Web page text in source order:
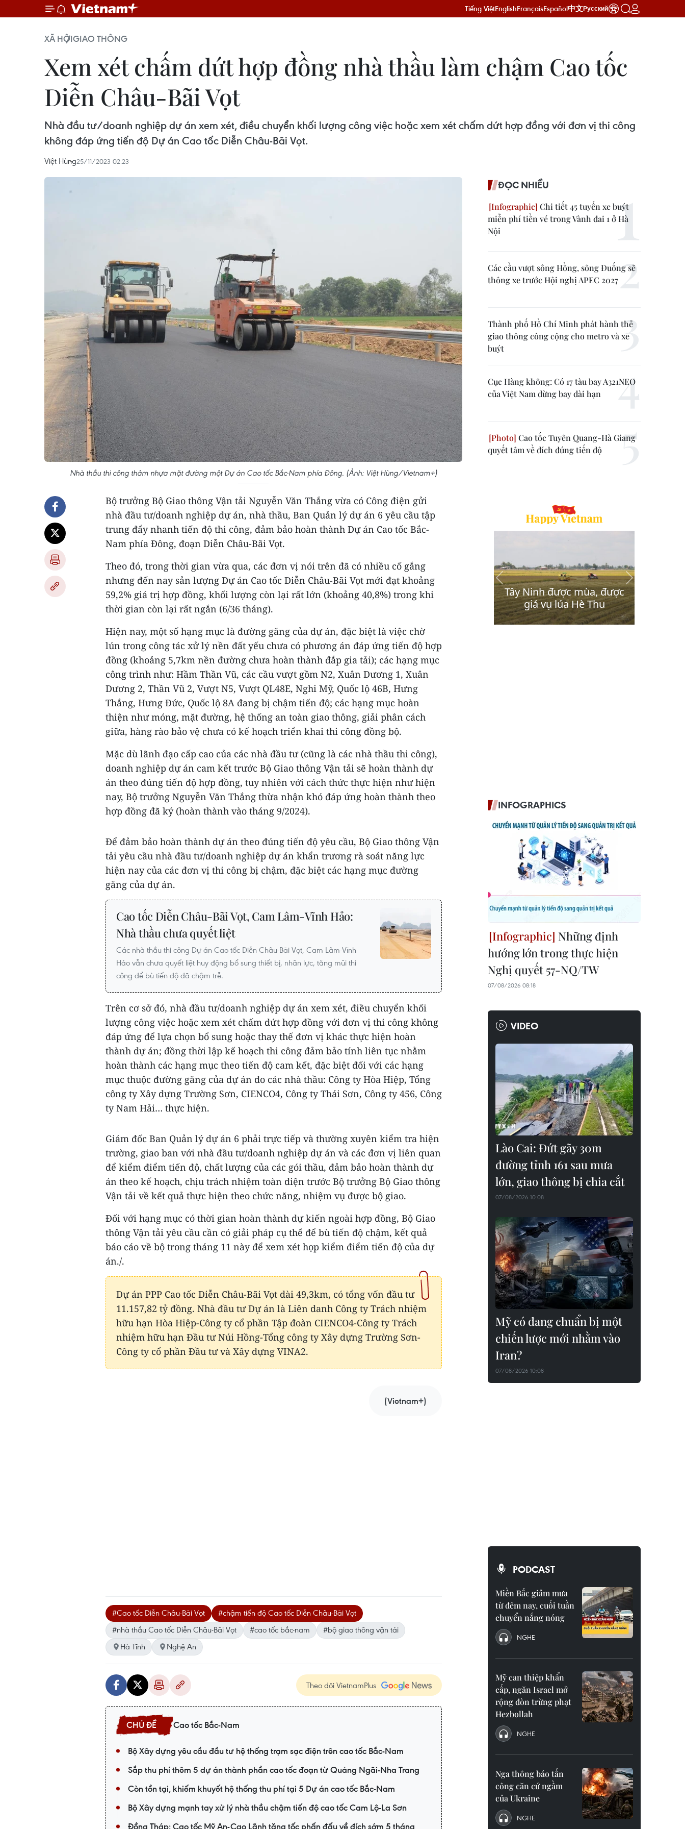
Tiếng ViệtEnglishFrançaisEspañol中文Русский
XÃ HỘIGIAO THÔNG
Xem xét chấm dứt hợp đồng nhà thầu làm chậm Cao tốc
Diễn Châu-Bãi Vọt
Nhà đầu tư/doanh nghiệp dự án xem xét, điều chuyển khối lượng công việc hoặc xem xét chấm dứt hợp đồng với đơn vị thi công
không đáp ứng tiến độ Dự án Cao tốc Diễn Châu-Bãi Vọt.
Việt Hùng25/11/2023 02:23
Nhà thầu thi công thảm nhựa mặt đường một Dự án Cao tốc Bắc-Nam phía Đông. (Ảnh: Việt Hùng/Vietnam+)
Bộ trưởng Bộ Giao thông Vận tải Nguyễn Văn Thắng vừa có Công điện gửi
nhà đầu tư/doanh nghiệp dự án, nhà thầu, Ban Quản lý dự án 6 yêu cầu tập
trung đẩy nhanh tiến độ thi công, đảm bảo hoàn thành Dự án Cao tốc Bắc-
Nam phía Đông, đoạn Diễn Châu-Bãi Vọt.
Theo đó, trong thời gian vừa qua, các đơn vị nói trên đã có nhiều cố gắng
nhưng đến nay sản lượng Dự án Cao tốc Diễn Châu-Bãi Vọt mới đạt khoảng
59,2% giá trị hợp đồng, khối lượng còn lại rất lớn (khoảng 40,8%) trong khi
thời gian còn lại rất ngắn (6/36 tháng).
Hiện nay, một số hạng mục là đường găng của dự án, đặc biệt là việc chờ
lún trong công tác xử lý nền đất yếu chưa có phương án đáp ứng tiến độ hợp
đồng (khoảng 5,7km nền đường chưa hoàn thành đắp gia tải); các hạng mục
công trình như: Hầm Thần Vũ, các cầu vượt gồm N2, Xuân Dương 1, Xuân
Dương 2, Thần Vũ 2, Vượt N5, Vượt QL48E, Nghi Mỹ, Quốc lộ 46B, Hưng
Thắng, Hưng Đức, Quốc lộ 8A đang bị chậm tiến độ; các hạng mục hoàn
thiện như móng, mặt đường, hệ thống an toàn giao thông, giải phân cách
giữa, hàng rào bảo vệ chưa có kế hoạch triển khai thi công đồng bộ.
Mặc dù lãnh đạo cấp cao của các nhà đầu tư (cũng là các nhà thầu thi công),
doanh nghiệp dự án cam kết trước Bộ Giao thông Vận tải sẽ hoàn thành dự
án theo đúng tiến độ hợp đồng, tuy nhiên với cách thức thực hiện như hiện
nay, Bộ trưởng Nguyễn Văn Thắng thừa nhận khó đáp ứng hoàn thành theo
hợp đồng đã ký (hoàn thành vào tháng 9/2024).
Để đảm bảo hoàn thành dự án theo đúng tiến độ yêu cầu, Bộ Giao thông Vận
tải yêu cầu nhà đầu tư/doanh nghiệp dự án khẩn trương rà soát năng lực
hiện nay của các đơn vị thi công bị chậm, đặc biệt các hạng mục đường
găng của dự án.
Cao tốc Diễn Châu-Bãi Vọt, Cam Lâm-Vĩnh Hảo:
Nhà thầu chưa quyết liệt
Các nhà thầu thi công Dự án Cao tốc Diễn Châu-Bãi Vọt, Cam Lâm-Vĩnh
Hảo vẫn chưa quyết liệt huy động bổ sung thiết bị, nhân lực, tăng mũi thi
công để bù tiến độ đã chậm trễ.
Trên cơ sở đó, nhà đầu tư/doanh nghiệp dự án xem xét, điều chuyển khối
lượng công việc hoặc xem xét chấm dứt hợp đồng với đơn vị thi công không
đáp ứng để lựa chọn bổ sung hoặc thay thế đơn vị khác thực hiện hoàn
thành dự án; đồng thời lập kế hoạch thi công đảm bảo tính liên tục nhằm
hoàn thành các hạng mục theo tiến độ cam kết, đặc biệt đối với các hạng
mục thuộc đường găng của dự án do các nhà thầu: Công ty Hòa Hiệp, Tổng
công ty Xây dựng Trường Sơn, CIENCO4, Công ty Thái Sơn, Công ty 456, Công
ty Nam Hải… thực hiện.
Giám đốc Ban Quản lý dự án 6 phải trực tiếp và thường xuyên kiểm tra hiện
trường, giao ban với nhà đầu tư/doanh nghiệp dự án và các đơn vị liên quan
để kiểm điểm tiến độ, chất lượng của các gói thầu, đảm bảo hoàn thành dự
án theo kế hoạch, chịu trách nhiệm toàn diện trước Bộ trưởng Bộ Giao thông
Vận tải về kết quả thực hiện theo chức năng, nhiệm vụ được bộ giao.
Đối với hạng mục có thời gian hoàn thành dự kiến ngoài hợp đồng, Bộ Giao
thông Vận tải yêu cầu cần có giải pháp cụ thể để bù tiến độ chậm, kết quả
báo cáo về bộ trong tháng 11 này để xem xét họp kiểm điểm tiến độ của dự
án./.
Dự án PPP Cao tốc Diễn Châu-Bãi Vọt dài 49,3km, có tổng vốn đầu tư
11.157,82 tỷ đồng. Nhà đầu tư Dự án là Liên danh Công ty Trách nhiệm
hữu hạn Hòa Hiệp-Công ty cổ phần Tập đoàn CIENCO4-Công ty Trách
nhiệm hữu hạn Đầu tư Núi Hồng-Tổng công ty Xây dựng Trường Sơn-
Công ty cổ phần Đầu tư và Xây dựng VINA2.
(Vietnam+)
#Cao tốc Diễn Châu-Bãi Vọt
#chậm tiến độ Cao tốc Diễn Châu-Bãi Vọt
#nhà thầu Cao tốc Diễn Châu-Bãi Vọt
#cao tốc bắc-nam
#bộ giao thông vận tải
Hà Tĩnh
Nghệ An
Theo dõi VietnamPlus
Cao tốc Bắc-Nam
Bộ Xây dựng yêu cầu đầu tư hệ thống trạm sạc điện trên cao tốc Bắc-Nam
Sắp thu phí thêm 5 dự án thành phần cao tốc đoạn từ Quảng Ngãi-Nha Trang
Còn tồn tại, khiếm khuyết hệ thống thu phí tại 5 Dự án cao tốc Bắc-Nam
Bộ Xây dựng mạnh tay xử lý nhà thầu chậm tiến độ cao tốc Cam Lộ-La Sơn
Đồng Tháp: Cao tốc Mỹ An-Cao Lãnh tăng tốc phấn đấu về đích sớm 5 tháng
ĐỌC NHIỀU
Chi tiết 45 tuyến xe buýt
miễn phí tiền vé trong Vành đai 1 ở Hà
Nội
Các cầu vượt sông Hồng, sông Đuống sẽ
thông xe trước Hội nghị APEC 2027
Thành phố Hồ Chí Minh phát hành thẻ
giao thông công cộng cho metro và xe
buýt
Cục Hàng không: Có 17 tàu bay A321NEO
của Việt Nam dừng bay dài hạn
Cao tốc Tuyên Quang-Hà Giang
quyết tâm về đích đúng tiến độ
INFOGRAPHICS
Những định
hướng lớn trong thực hiện
Nghị quyết 57-NQ/TW
07/08/2026 08:18
VIDEO
Lào Cai: Đứt gãy 30m
đường tỉnh 161 sau mưa
lớn, giao thông bị chia cắt
07/08/2026 10:08
Mỹ có đang chuẩn bị một
chiến lược mới nhằm vào
Iran?
07/08/2026 10:08
PODCAST
Miền Bắc giảm mưa
từ đêm nay, cuối tuần
chuyển nắng nóng
NGHE
Mỹ can thiệp khẩn
cấp, ngăn Israel mở
rộng đòn trừng phạt
Hezbollah
NGHE
Nga thông báo tấn
công căn cứ ngầm
của Ukraine
NGHE